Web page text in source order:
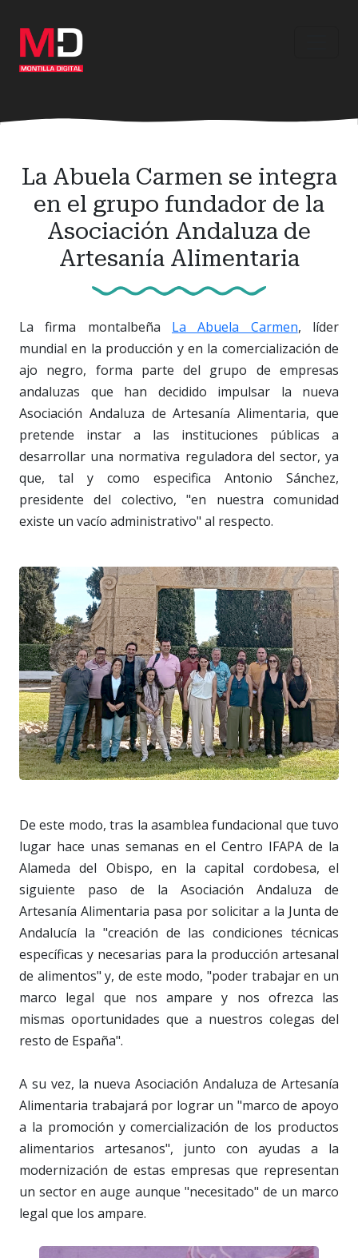
contenido
principal
La Abuela Carmen se integra
en el grupo fundador de la
Asociación Andaluza de
Artesanía Alimentaria
La firma montalbeña La Abuela Carmen, líder
mundial en la producción y en la comercialización de
ajo negro, forma parte del grupo de empresas
andaluzas que han decidido impulsar la nueva
Asociación Andaluza de Artesanía Alimentaria, que
pretende instar a las instituciones públicas a
desarrollar una normativa reguladora del sector, ya
que, tal y como especifica Antonio Sánchez,
presidente del colectivo, "en nuestra comunidad
existe un vacío administrativo" al respecto.
De este modo, tras la asamblea fundacional que tuvo
lugar hace unas semanas en el Centro IFAPA de la
Alameda del Obispo, en la capital cordobesa, el
siguiente paso de la Asociación Andaluza de
Artesanía Alimentaria pasa por solicitar a la Junta de
Andalucía la "creación de las condiciones técnicas
específicas y necesarias para la producción artesanal
de alimentos" y, de este modo, "poder trabajar en un
marco legal que nos ampare y nos ofrezca las
mismas oportunidades que a nuestros colegas del
resto de España".
A su vez, la nueva Asociación Andaluza de Artesanía
Alimentaria trabajará por lograr un "marco de apoyo
a la promoción y comercialización de los productos
alimentarios artesanos", junto con ayudas a la
modernización de estas empresas que representan
un sector en auge aunque "necesitado" de un marco
legal que los ampare.